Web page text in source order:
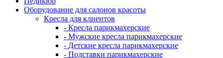
Оборудование для салонов красоты
Кресла для клиентов
- Кресла парикмахерские
- Мужские кресла парикмахерские
- Детские кресла парикмахерские
- Подставки парикмахерские